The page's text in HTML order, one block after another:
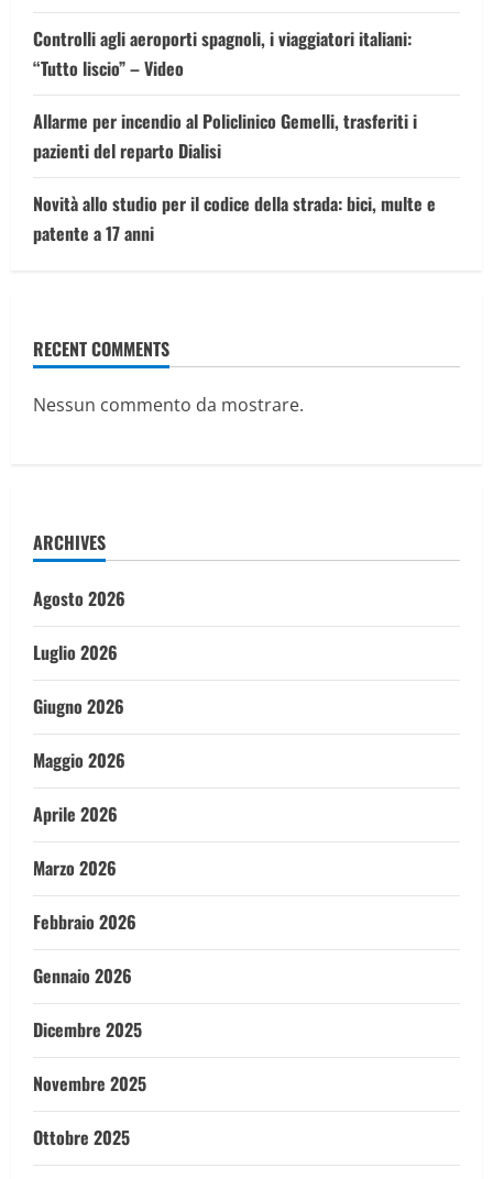
Controlli agli aeroporti spagnoli, i viaggiatori italiani:
“Tutto liscio” – Video
Allarme per incendio al Policlinico Gemelli, trasferiti i
pazienti del reparto Dialisi
Novità allo studio per il codice della strada: bici, multe e
patente a 17 anni
RECENT COMMENTS
Nessun commento da mostrare.
ARCHIVES
Agosto 2026
Luglio 2026
Giugno 2026
Maggio 2026
Aprile 2026
Marzo 2026
Febbraio 2026
Gennaio 2026
Dicembre 2025
Novembre 2025
Ottobre 2025